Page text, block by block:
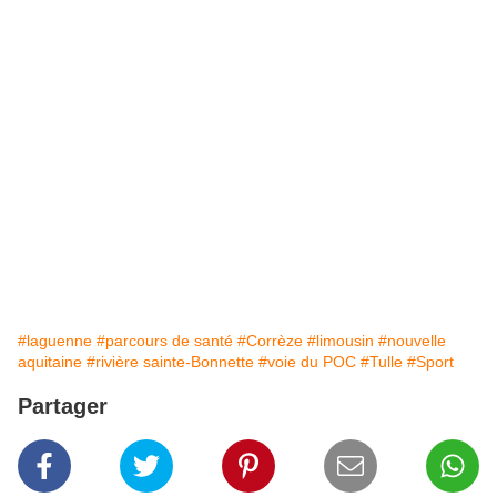
#laguenne #parcours de santé #Corrèze #limousin #nouvelle
aquitaine #rivière sainte-Bonnette #voie du POC #Tulle #Sport
Partager